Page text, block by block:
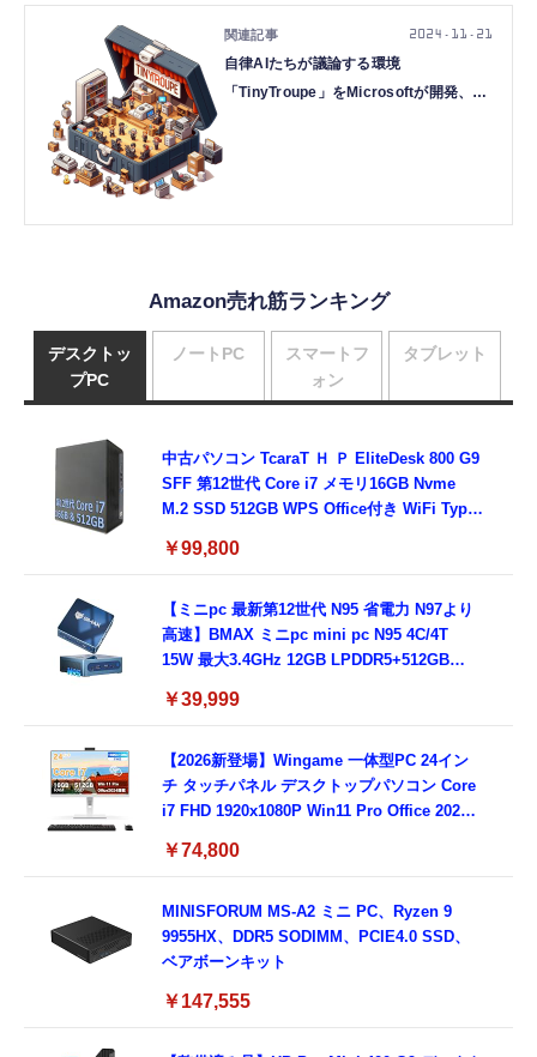
自律AIたちが議論する環境
「TinyTroupe」をMicrosoftが開発、
2024.11.21
Amazon売れ筋ランキング
デスクトッ
プPC
中古パソコン TcaraT Ｈ Ｐ EliteDesk 800 G9
SFF 第12世代 Core i7 メモリ16GB Nvme
M.2 SSD 512GB WPS Office付き WiFi Type-
み品)
￥99,800
【ミニpc 最新第12世代 N95 省電力 N97より
高速】BMAX ミニpc mini pc N95 4C/4T
15W 最大3.4GHz 12GB LPDDR5+512GB
HDMI2.1/2画面出力 4K@60Hz 小型パソコン
音 ミニパソコン B4Plus
￥39,999
【2026新登場】Wingame 一体型PC 24イン
チ タッチパネル デスクトップパソコン Core
i7 FHD 1920x1080P Win11 Pro Office 2024
ル 隠しカメラ内蔵/WiFi5/ BT5.0 有線キーボ
ス 在宅用
￥74,800
MINISFORUM MS-A2 ミニ PC、Ryzen 9
9955HX、DDR5 SODIMM、PCIE4.0 SSD、
ベアボーンキット
￥147,555
ノートPC
スマートフ
ォン
タブレット